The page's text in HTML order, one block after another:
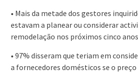
• Mais da metade dos gestores
estavam a planear ou considerar
remodelação nos próximos cinco
• 97% disseram que teriam em
a fornecedores domésticos se o preço